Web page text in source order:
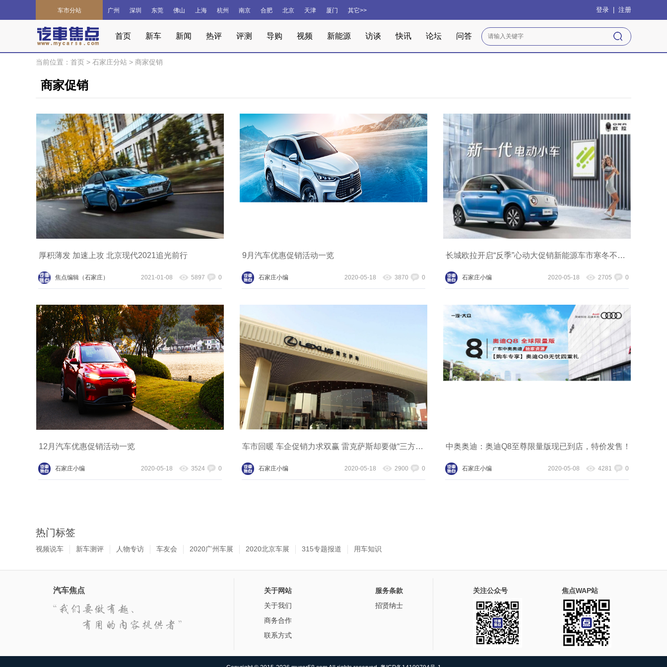
车市分站 广州 深圳 东莞 佛山 上海 杭州 南京 合肥 北京 天津 厦门 其它>> 登录 注册
首页 新车 新闻 热评 评测 导购 视频 新能源 访谈 快讯 论坛 问答
当前位置： 首页 > 石家庄分站 > 商家促销
商家促销
厚积薄发 加速上攻 北京现代2021追光前行
焦点编辑（石家庄） 2021-01-08 5897 0
9月汽车优惠促销活动一览
石家庄小编 2020-05-18 3870 0
长城欧拉开启“反季”心动大促销新能源车市寒冬不冷场
石家庄小编 2020-05-18 2705 0
12月汽车优惠促销活动一览
石家庄小编 2020-05-18 3524 0
车市回暖 车企促销力求双赢 雷克萨斯却要做“三方共赢”
石家庄小编 2020-05-18 2900 0
中奥奥迪：奥迪Q8至尊限量版现已到店，特价发售！
石家庄小编 2020-05-08 4281 0
热门标签
视频说车 新车测评 人物专访 车友会 2020广州车展 2020北京车展 315专题报道 用车知识
汽车焦点
关于网站
关于我们
商务合作
联系方式
服务条款
招贤纳士
关注公众号 焦点WAP站